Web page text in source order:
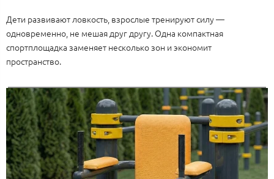
Дети развивают ловкость, взрослые тренируют силу —
одновременно, не мешая друг другу. Одна компактная
спортплощадка заменяет несколько зон и экономит
пространство.